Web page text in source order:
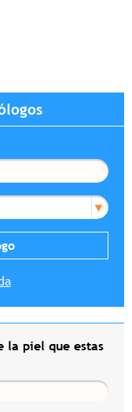
la piel que estas